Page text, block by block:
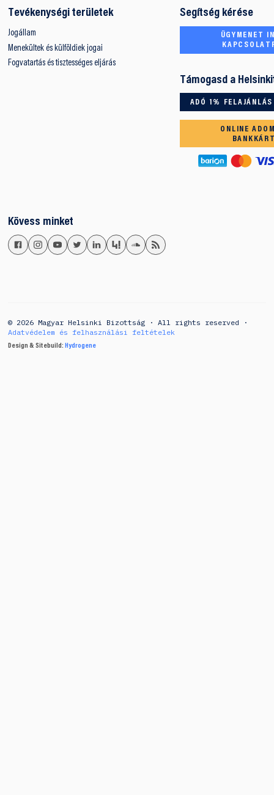
Tevékenységi területek
Jogállam
Menekültek és külföldiek jogai
Fogvatartás és tisztességes eljárás
Segítség kérése
ÜGYMENET
Támogasd a
ADÓ 1% FELAJÁNLÁS
ONLINE
Kövess minket
© 2026 Magyar Helsinki Bizottság · All rights reserved ·
Adatvédelem és felhasználási feltételek
Design & Sitebuild: Hydrogene